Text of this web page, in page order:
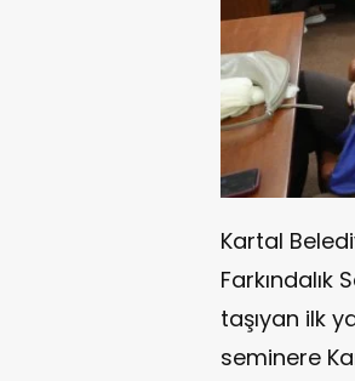
Kartal
taşıyan ilk
seminere